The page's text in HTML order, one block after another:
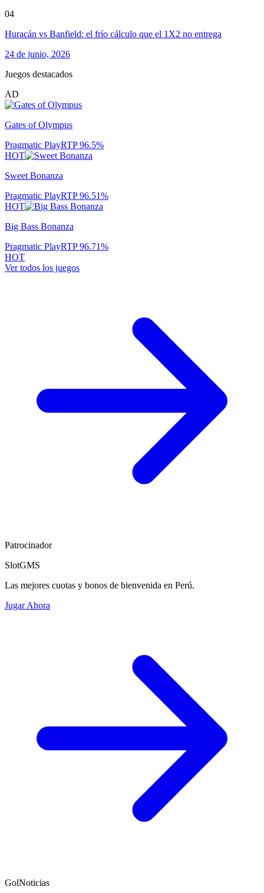
04
Huracán vs Banfield: el frío cálculo que el 1X2 no entrega
24 de junio, 2026
Juegos destacados
AD
Gates of Olympus
Pragmatic PlayRTP96.5%
HOT
Sweet Bonanza
Pragmatic PlayRTP96.51%
HOT
Big Bass Bonanza
Pragmatic PlayRTP96.71%
HOT
Ver todos los juegos
Patrocinador
SlotGMS
Las mejores cuotas y bonos de bienvenida en Perú.
Jugar Ahora
GolNoticias